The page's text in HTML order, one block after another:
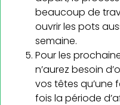
beaucoup de
ouvrir les pots
semaine.
Pour les
n’aurez besoin
vos têtes qu’une
fois la période